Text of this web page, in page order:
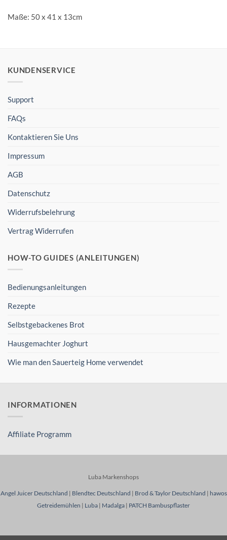
Maße: 50 x 41 x 13cm
KUNDENSERVICE
Support
FAQs
Kontaktieren Sie Uns
Impressum
AGB
Datenschutz
Widerrufsbelehrung
Vertrag Widerrufen
HOW-TO GUIDES (ANLEITUNGEN)
Bedienungsanleitungen
Rezepte
Selbstgebackenes Brot
Hausgemachter Joghurt
Wie man den Sauerteig Home verwendet
INFORMATIONEN
Affiliate Programm
Luba Markenshops
Angel Juicer Deutschland | Blendtec Deutschland | Brod & Taylor Deutschland | hawos
Getreidemühlen | Luba | Madalga | PATCH Bambuspflaster